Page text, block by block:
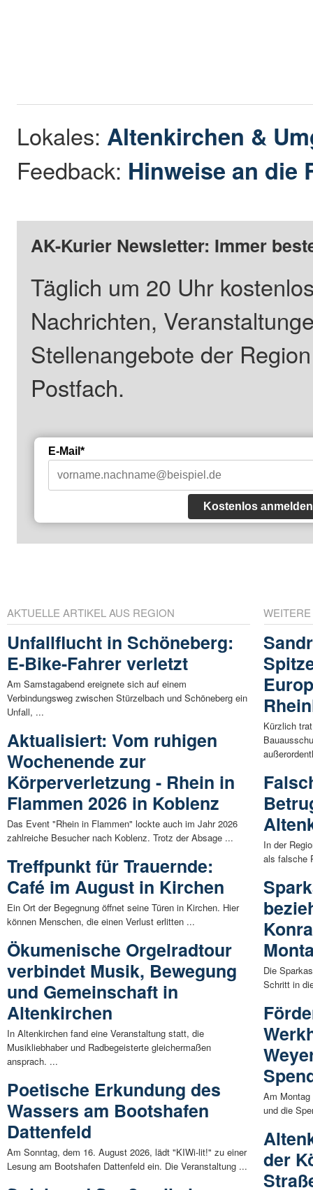
Lokales: Altenkirchen &
Feedback: Hinweise an die
AK-Kurier Newsletter: Immer
Täglich um 20 Uhr
Nachrichten,
Stellenangebote der
Postfach.
E-Mail*
Kostenlos anmelden
AKTUELLE ARTIKEL AUS REGION
Unfallflucht in Schöneberg:
E-Bike-Fahrer verletzt
Am Samstagabend ereignete sich auf einem
Verbindungsweg zwischen Stürzelbach und Schöneberg ein
Unfall, ...
Aktualisiert: Vom ruhigen
Wochenende zur
Körperverletzung - Rhein in
Flammen 2026 in Koblenz
Das Event "Rhein in Flammen" lockte auch im Jahr 2026
zahlreiche Besucher nach Koblenz. Trotz der Absage ...
Treffpunkt für Trauernde:
Café im August in Kirchen
Ein Ort der Begegnung öffnet seine Türen in Kirchen. Hier
können Menschen, die einen Verlust erlitten ...
Ökumenische Orgelradtour
verbindet Musik, Bewegung
und Gemeinschaft in
Altenkirchen
In Altenkirchen fand eine Veranstaltung statt, die
Musikliebhaber und Radbegeisterte gleichermaßen
ansprach. ...
Poetische Erkundung des
Wassers am Bootshafen
Dattenfeld
Am Sonntag, dem 16. August 2026, lädt "KIWi-lit!" zu einer
Lesung am Bootshafen Dattenfeld ein. Die Veranstaltung ...
Kürzlich
In der
als falsche
Die
Schritt in
Am
und die
der